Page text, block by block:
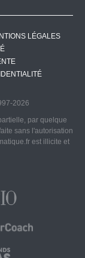
LÉGALES
2026
par quelque
sans l'autorisation
est illicite et